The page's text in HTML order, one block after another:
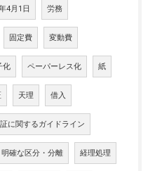
4月1日 労務
固定費 変動費
化 ペーパーレス化 紙
天理 借入
に関するガイドライン
明確な区分・分離 経理処理